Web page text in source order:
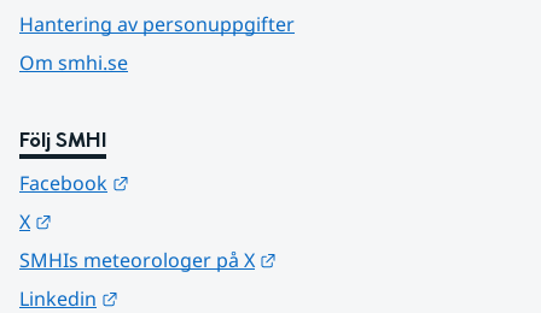
Hantering av personuppgifter
Om smhi.se
Följ SMHI
Facebook
X
SMHIs meteorologer på X
Linkedin